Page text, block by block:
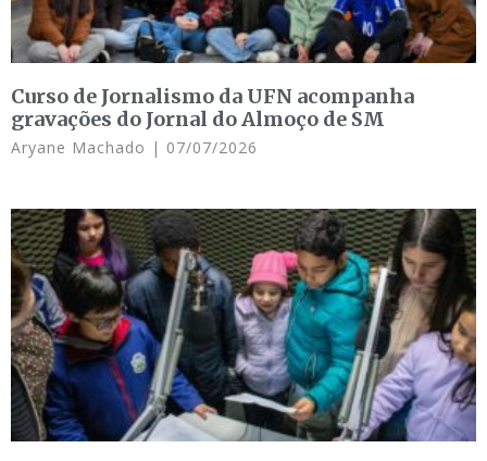
Curso de Jornalismo da UFN acompanha
gravações do Jornal do Almoço de SM
Aryane Machado 07/07/2026